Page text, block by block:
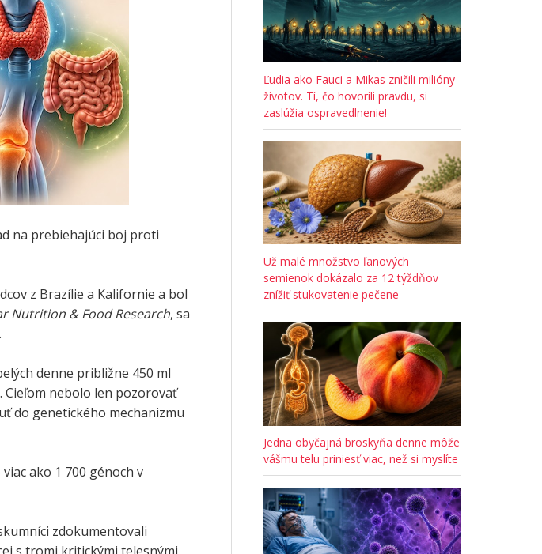
na prebiehajúci boj proti
z Brazílie a Kalifornie a bol
Nutrition & Food Research, sa
denne približne 450 ml
Cieľom nebolo len pozorovať
do genetického mechanizmu
ako 1 700 génoch v
zdokumentovali
Ľudia ako Fauci a Mikas zničili milióny
životov. Tí, čo hovorili pravdu, si
zaslúžia ospravedlnenie!
Už malé množstvo ľanových
semienok dokázalo za 12 týždňov
znížiť stukovatenie pečene
Jedna obyčajná broskyňa denne môže
vášmu telu priniesť viac, než si myslíte